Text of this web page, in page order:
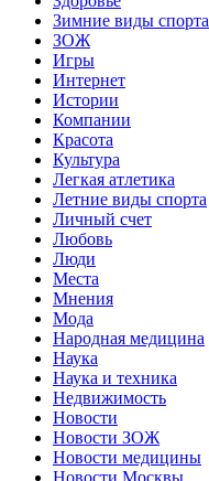
Зимние виды спорта
ЗОЖ
Игры
Интернет
Истории
Компании
Красота
Культура
Легкая атлетика
Летние виды спорта
Личный счет
Любовь
Люди
Места
Мнения
Мода
Народная медицина
Наука
Наука и техника
Недвижимость
Новости
Новости ЗОЖ
Новости медицины
Новости Москвы